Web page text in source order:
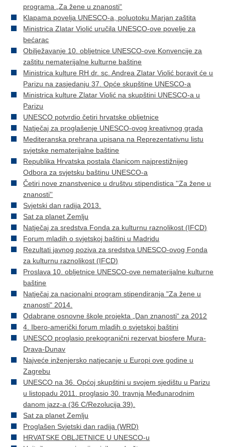
programa „Za žene u znanosti“
Klapama povelja UNESCO-a, poluotoku Marjan zaštita
Ministrica Zlatar Violić uručila UNESCO-ove povelje za
bećarac
Obilježavanje 10. obljetnice UNESCO-ove Konvencije za
zaštitu nematerijalne kulturne baštine
Ministrica kulture RH dr. sc. Andrea Zlatar Violić boravit će u
Parizu na zasjedanju 37. Opće skupštine UNESCO-a
Ministrica kulture Zlatar Violić na skupštini UNESCO-a u
Parizu
UNESCO potvrdio četiri hrvatske obljetnice
Natječaj za proglašenje UNESCO-ovog kreativnog grada
Mediteranska prehrana upisana na Reprezentativnu listu
svjetske nematerijalne baštine
Republika Hrvatska postala članicom najprestižnijeg
Odbora za svjetsku baštinu UNESCO-a
Četiri nove znanstvenice u društvu stipendistica ''Za žene u
znanosti''
Svjetski dan radija 2013.
Sat za planet Zemlju
Natječaj za sredstva Fonda za kulturnu raznolikost (IFCD)
Forum mladih o svjetskoj baštini u Madridu
Rezultati javnog poziva za sredstva UNESCO-ovog Fonda
za kulturnu raznolikost (IFCD)
Proslava 10. obljetnice UNESCO-ove nematerijalne kulturne
baštine
Natječaj za nacionalni program stipendiranja "Za žene u
znanosti" 2014.
Odabrane osnovne škole projekta „Dan znanosti“ za 2012
4. Ibero-američki forum mladih o svjetskoj baštini
UNESCO proglasio prekogranični rezervat biosfere Mura-
Drava-Dunav
Najveće inženjersko natjecanje u Europi ove godine u
Zagrebu
UNESCO na 36. Općoj skupštini u svojem sjedištu u Parizu
u listopadu 2011. proglasio 30. travnja Međunarodnim
danom jazz-a (36 C/Rezolucija 39).
Sat za planet Zemlju
Proglašen Svjetski dan radija (WRD)
HRVATSKE OBLJETNICE U UNESCO-u